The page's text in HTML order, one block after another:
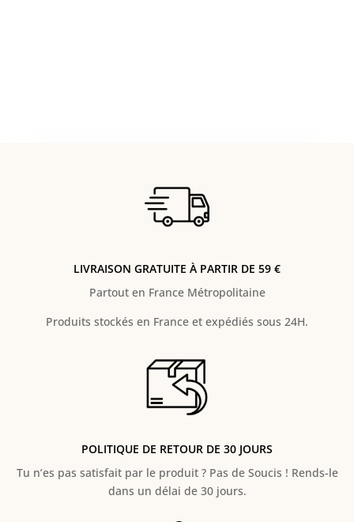
LIVRAISON GRATUITE À PARTIR DE 59 €
Partout en France Métropolitaine
Produits stockés en France et expédiés sous 24H.
POLITIQUE DE RETOUR DE 30 JOURS
Tu n’es pas satisfait par le produit ? Pas de Soucis ! Rends-le
dans un délai de 30 jours.